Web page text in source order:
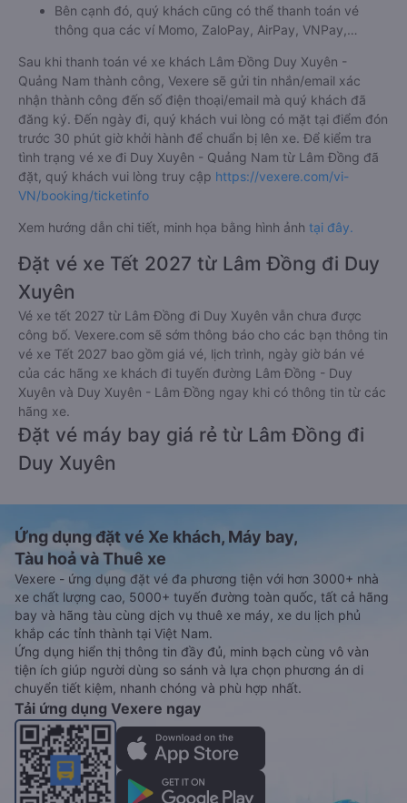
Bên cạnh đó, quý khách cũng có thể thanh toán vé
thông qua các ví Momo, ZaloPay, AirPay, VNPay,…
Sau khi thanh toán vé xe khách Lâm Đồng Duy Xuyên -
Quảng Nam thành công, Vexere sẽ gửi tin nhắn/email xác
nhận thành công đến số điện thoại/email mà quý khách đã
đăng ký. Đến ngày đi, quý khách vui lòng có mặt tại điểm đón
trước 30 phút giờ khởi hành để chuẩn bị lên xe. Để kiểm tra
tình trạng vé xe đi Duy Xuyên - Quảng Nam từ Lâm Đồng đã
đặt, quý khách vui lòng truy cập https://vexere.com/vi-
VN/booking/ticketinfo
Xem hướng dẫn chi tiết, minh họa bằng hình ảnh tại đây.
Đặt vé xe Tết 2027 từ Lâm Đồng đi Duy
Xuyên
Vé xe tết 2027 từ Lâm Đồng đi Duy Xuyên vẫn chưa được
công bố. Vexere.com sẽ sớm thông báo cho các bạn thông tin
vé xe Tết 2027 bao gồm giá vé, lịch trình, ngày giờ bán vé
của các hãng xe khách đi tuyến đường Lâm Đồng - Duy
Xuyên và Duy Xuyên - Lâm Đồng ngay khi có thông tin từ các
hãng xe.
Đặt vé máy bay giá rẻ từ Lâm Đồng đi
Duy Xuyên
Ứng dụng đặt vé Xe khách, Máy bay,
Tàu hoả và Thuê xe
Vexere - ứng dụng đặt vé đa phương tiện với hơn 3000+ nhà
xe chất lượng cao, 5000+ tuyến đường toàn quốc, tất cả hãng
bay và hãng tàu cùng dịch vụ thuê xe máy, xe du lịch phủ
khắp các tỉnh thành tại Việt Nam.
Ứng dụng hiển thị thông tin đầy đủ, minh bạch cùng vô vàn
tiện ích giúp người dùng so sánh và lựa chọn phương án di
chuyển tiết kiệm, nhanh chóng và phù hợp nhất.
Tải ứng dụng Vexere ngay